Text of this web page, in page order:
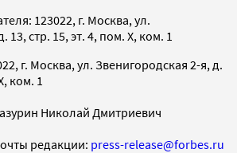
123022, г. Москва, ул.
13, стр. 15, эт. 4, пом. X, ком. 1
г. Москва, ул. Звенигородская 2-я, д.
ком. 1
Николай Дмитриевич
редакции: press-release@forbes.ru